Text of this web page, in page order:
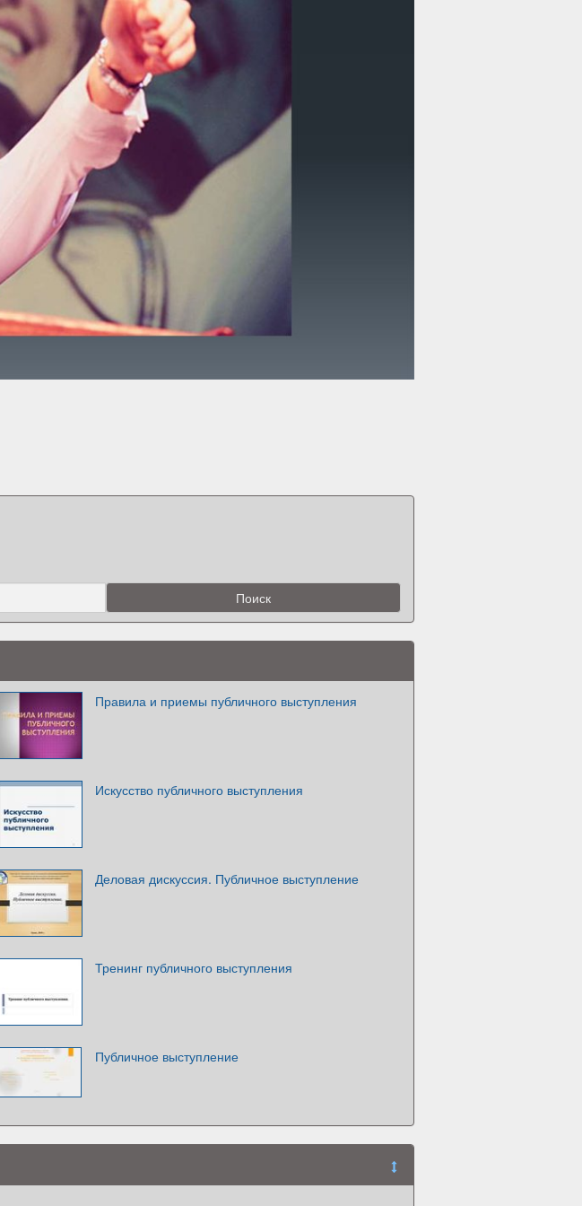
Правила и приемы публичного выступления
Искусство публичного выступления
Деловая дискуссия. Публичное выступление
Тренинг публичного выступления
Публичное выступление